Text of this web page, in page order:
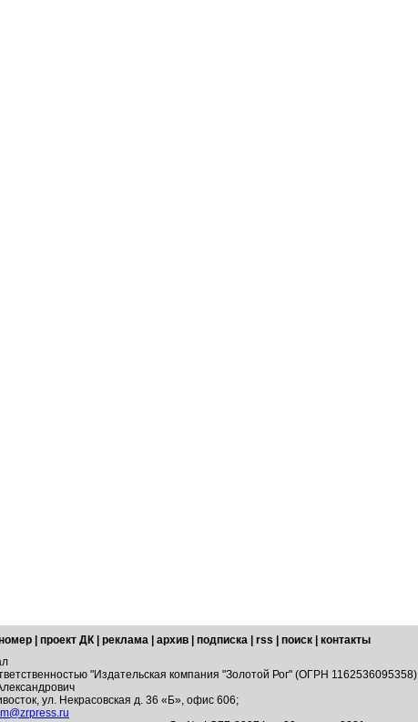
проект ДК реклама архив подписка rss поиск
контакты
"Издательская компания "Золотой Рог" (ОГРН 1162536095358)
ул. Некрасовская д. 36 «Б», офис 606;